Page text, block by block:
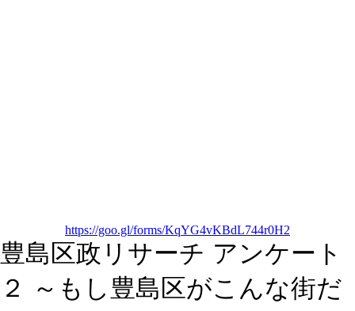
https://goo.gl/forms/KqYG4vKBdL744r0H2